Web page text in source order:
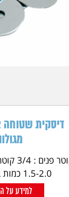
1.5-2.0 כמות בקופסא...
למידע על